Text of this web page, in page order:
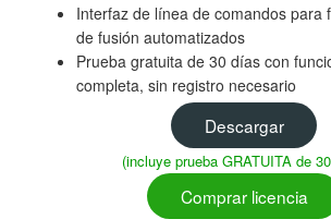
Interfaz de línea de comandos para
de fusión automatizados
Prueba gratuita de 30 días con
completa, sin registro necesario
Descargar
(incluye prueba GRATUITA de
Comprar licencia